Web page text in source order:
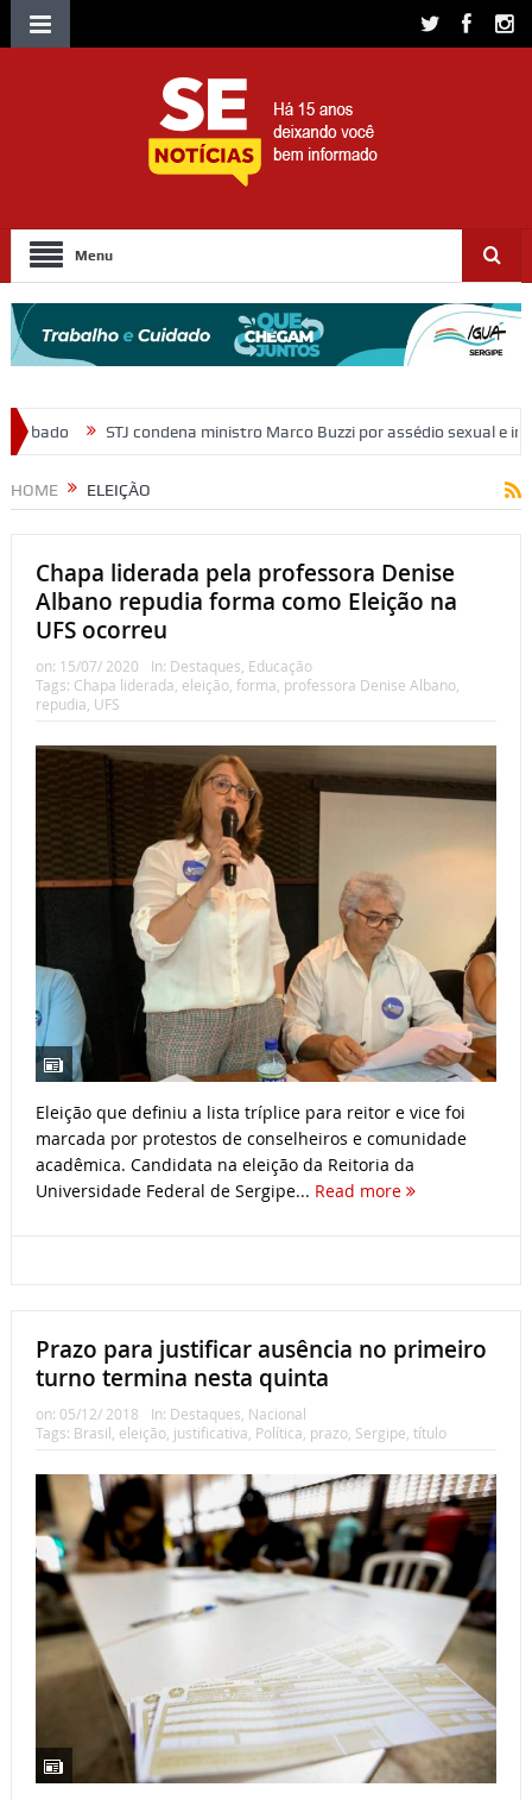
Menu
Marco Buzzi por assédio sexual e importunação Moradores
HOME ELEIÇÃO
Chapa liderada pela professora Denise
Albano repudia forma como Eleição na
UFS ocorreu
on: 15/07/ 2020 In: Destaques, Educação
Tags: Chapa liderada, eleição, forma, professora Denise Albano,
repudia, UFS
Eleição que definiu a lista tríplice para reitor e vice foi
marcada por protestos de conselheiros e comunidade
acadêmica. Candidata na eleição da Reitoria da
Universidade Federal de Sergipe... Read more
Prazo para justificar ausência no primeiro
turno termina nesta quinta
on: 05/12/ 2018 In: Destaques, Nacional
Tags: Brasil, eleição, justificativa, Política, prazo, Sergipe, título